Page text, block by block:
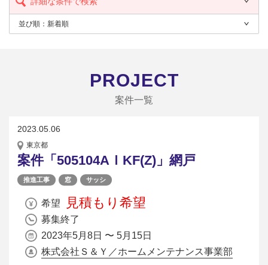
並び順： 新着順
PROJECT
案件一覧
2023.05.06
東京都
案件「505104AＩKF(Z)」網戸
推進工事 窓 サッシ
希望 見積もり希望
募集終了
2023年5月8日 〜 5月15日
株式会社Ｓ＆Ｙ／ホームメンテナンス事業部